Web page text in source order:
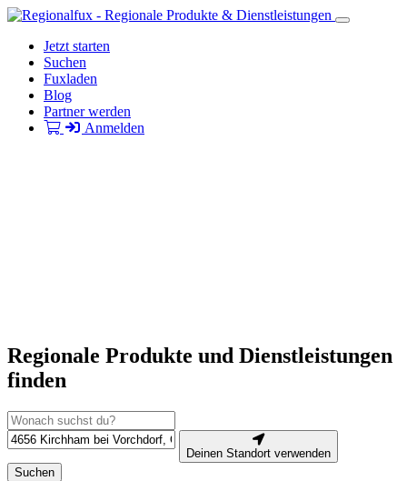
Jetzt starten
Suchen
Fuxladen
Blog
Partner werden
Anmelden
Regionale Produkte und Dienstleistungen
finden
Deinen Standort verwenden
Suchen